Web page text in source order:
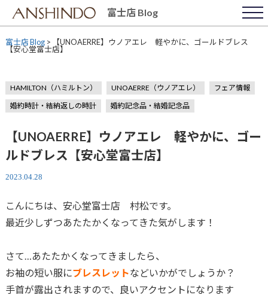
content
富士店 Blog
富士店 Blog> 【UNOAERRE】ウノアエレ 軽やかに、ゴールドブレス
【安心堂富士店】
HAMILTON（ハミルトン） UNOAERRE（ウノアエレ）
フェア情報
婚約時計・結納返しの時計
婚約記念品・結婚記念品
【UNOAERRE】ウノアエレ 軽やかに、ゴー
ルドブレス【安心堂富士店】
2023.04.28
こんにちは、安心堂富士店 村松です。
最近少しずつあたたかくなってきた気がします！
さて…あたたかくなってきましたら、
お袖の短い服にブレスレットなどいかがでしょうか？
手首が露出されますので、良いアクセントになります